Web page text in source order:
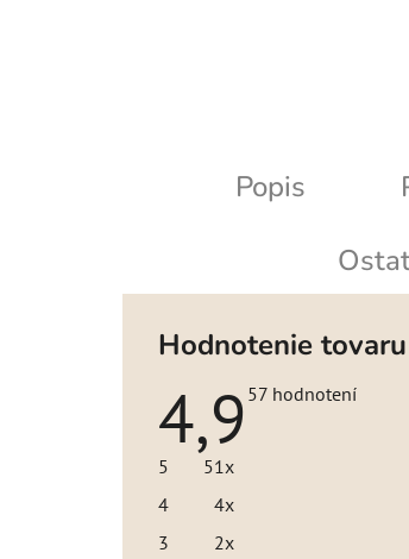
Popis
Hodnotenie tovaru
4,9 Priemerné
57 hodnotení
5
51x
4
4x
3
2x